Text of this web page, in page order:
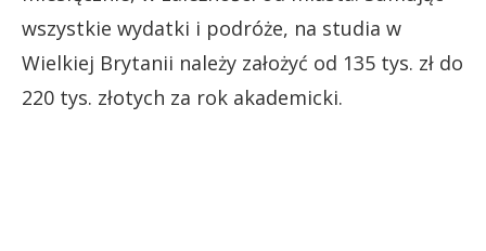
wszystkie wydatki i podróże, na studia w
Wielkiej Brytanii należy założyć od 135 tys. zł do
220 tys. złotych za rok akademicki.